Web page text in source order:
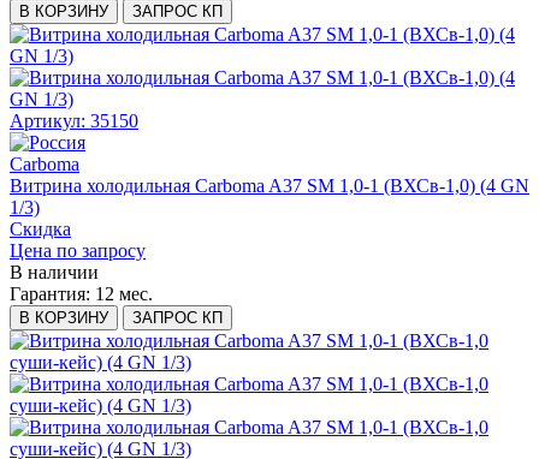
В КОРЗИНУ ЗАПРОС КП
Артикул: 35150
Carboma
Витрина холодильная Carboma A37 SM 1,0-1 (ВХСв-1,0) (4 GN
1/3)
Скидка
Цена по запросу
В наличии
Гарантия: 12 мес.
В КОРЗИНУ ЗАПРОС КП